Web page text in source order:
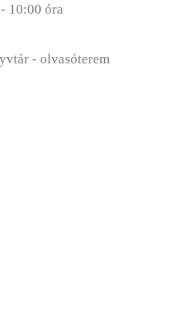
10:00 óra
- olvasóterem